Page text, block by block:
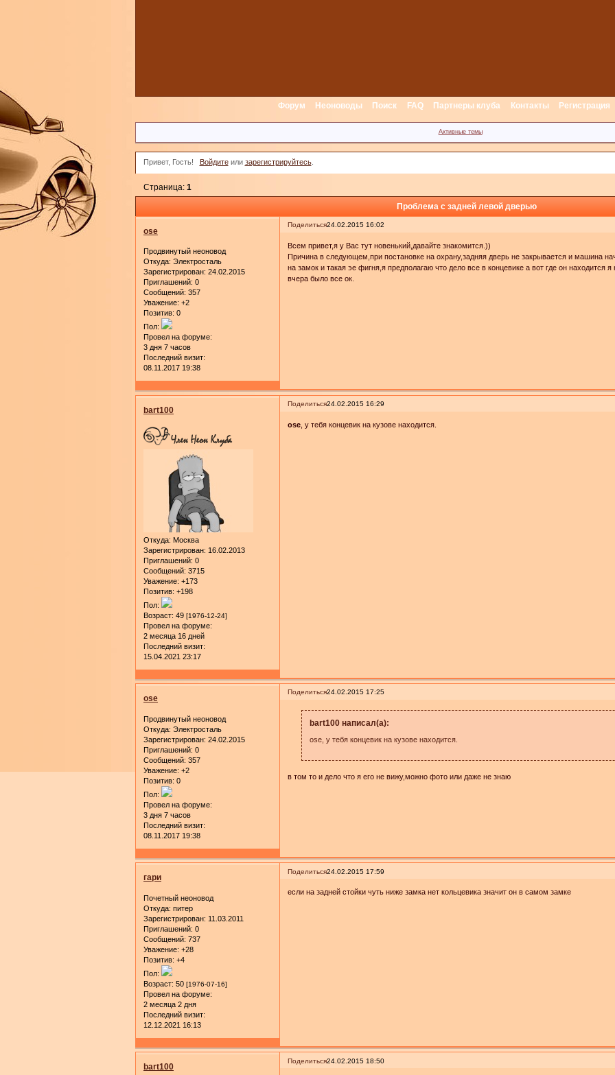
Форум Неоноводы Поиск FAQ Партнеры клуба Контакты Регистрация
Активные темы
Привет, Гость! Войдитеили зарегистрируйтесь.
Проблема с задней левой дверью
Страница:1
Поделиться24.02.2015 16:02
ose
Продвинутый неоновод
Откуда: Электросталь
Зарегистрирован: 24.02.2015
Приглашений: 0
Сообщений: 357
Уважение: +2
Позитив: 0
Пол:
Провел на форуме:
3 дня 7 часов
Последний визит:
08.11.2017 19:38
Всем привет,я у Вас тут новенький,давайте знакомится.))
Причина в следующем,при постановке на охрану,задняя дверь не закрывается и машина
на замок и такая эе фигня,я предполагаю что дело все в концевике а вот где он находится
вчера было все ок.
Поделиться24.02.2015 16:29
bart100
Откуда: Москва
Зарегистрирован: 16.02.2013
Приглашений: 0
Сообщений: 3715
Уважение: +173
Позитив: +198
Пол:
Возраст: 49 [1976-12-24]
Провел на форуме:
2 месяца 16 дней
Последний визит:
15.04.2021 23:17
ose , у тебя концевик на кузове находится.
Поделиться24.02.2015 17:25
ose
Продвинутый неоновод
Откуда: Электросталь
Зарегистрирован: 24.02.2015
Приглашений: 0
Сообщений: 357
Уважение: +2
Позитив: 0
Пол:
Провел на форуме:
3 дня 7 часов
Последний визит:
08.11.2017 19:38
bart100 написал(а):
ose, у тебя концевик на кузове находится.
в том то и дело что я его не вижу,можно фото или даже не знаю
Поделиться24.02.2015 17:59
гари
Почетный неоновод
Откуда: питер
Зарегистрирован: 11.03.2011
Приглашений: 0
Сообщений: 737
Уважение: +28
Позитив: +4
Пол:
Возраст: 50 [1976-07-16]
Провел на форуме:
2 месяца 2 дня
Последний визит:
12.12.2021 16:13
если на задней стойки чуть ниже замка нет кольцевика значит он в самом замке
Поделиться24.02.2015 18:50
bart100